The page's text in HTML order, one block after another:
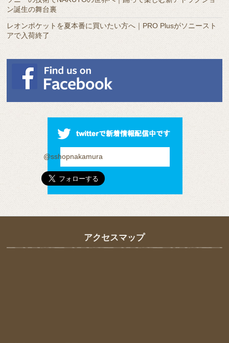
ン誕生の舞台裏
レオンポケットを夏本番に買いたい方へ｜PRO Plusがソニースト
アで入荷終了
@sshopnakamura
アクセスマップ